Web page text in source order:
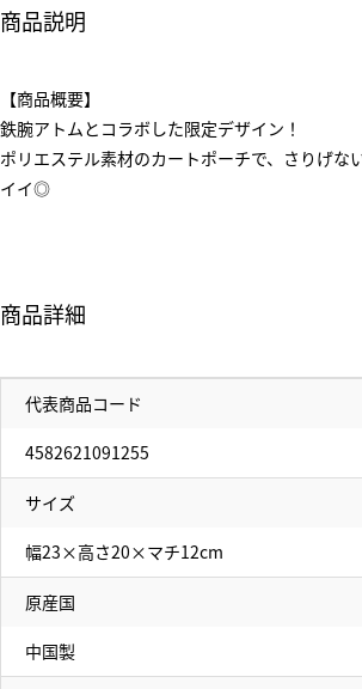
商品説明
【商品概要】
鉄腕アトムとコラボした限定デザイン！
ポリエステル素材のカートポーチで、さりげな
イイ◎
商品詳細
代表商品コード
4582621091255
サイズ
幅23×高さ20×マチ12cm
原産国
中国製